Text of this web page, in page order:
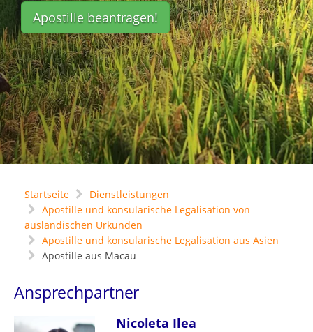
Apostille beantragen!
Startseite
Dienstleistungen
Apostille und konsularische Legalisation von
ausländischen Urkunden
Apostille und konsularische Legalisation aus Asien
Apostille aus Macau
Ansprechpartner
Nicoleta Ilea